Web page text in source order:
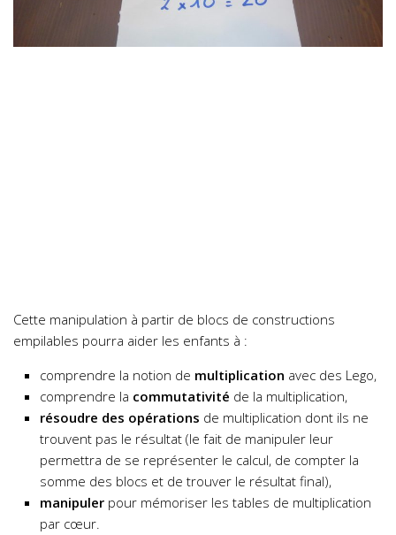
Cette manipulation à partir de blocs de constructions
empilables pourra aider les enfants à :
comprendre la notion de multiplication avec des Lego,
comprendre la commutativité de la multiplication,
résoudre des opérations de multiplication dont ils ne
trouvent pas le résultat (le fait de manipuler leur
permettra de se représenter le calcul, de compter la
somme des blocs et de trouver le résultat final),
manipuler pour mémoriser les tables de multiplication
par cœur.